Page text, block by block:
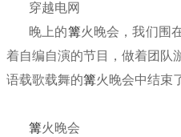
穿越电网
晚上的篝火晚会，我们围
着自编自演的节目，做着团队
语载歌载舞的篝火晚会中结束
篝火晚会